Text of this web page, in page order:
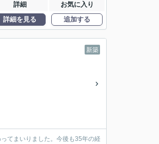
詳細 お気に入り
詳細を見る 追加する
新築
てまいりました。今後も35年の経